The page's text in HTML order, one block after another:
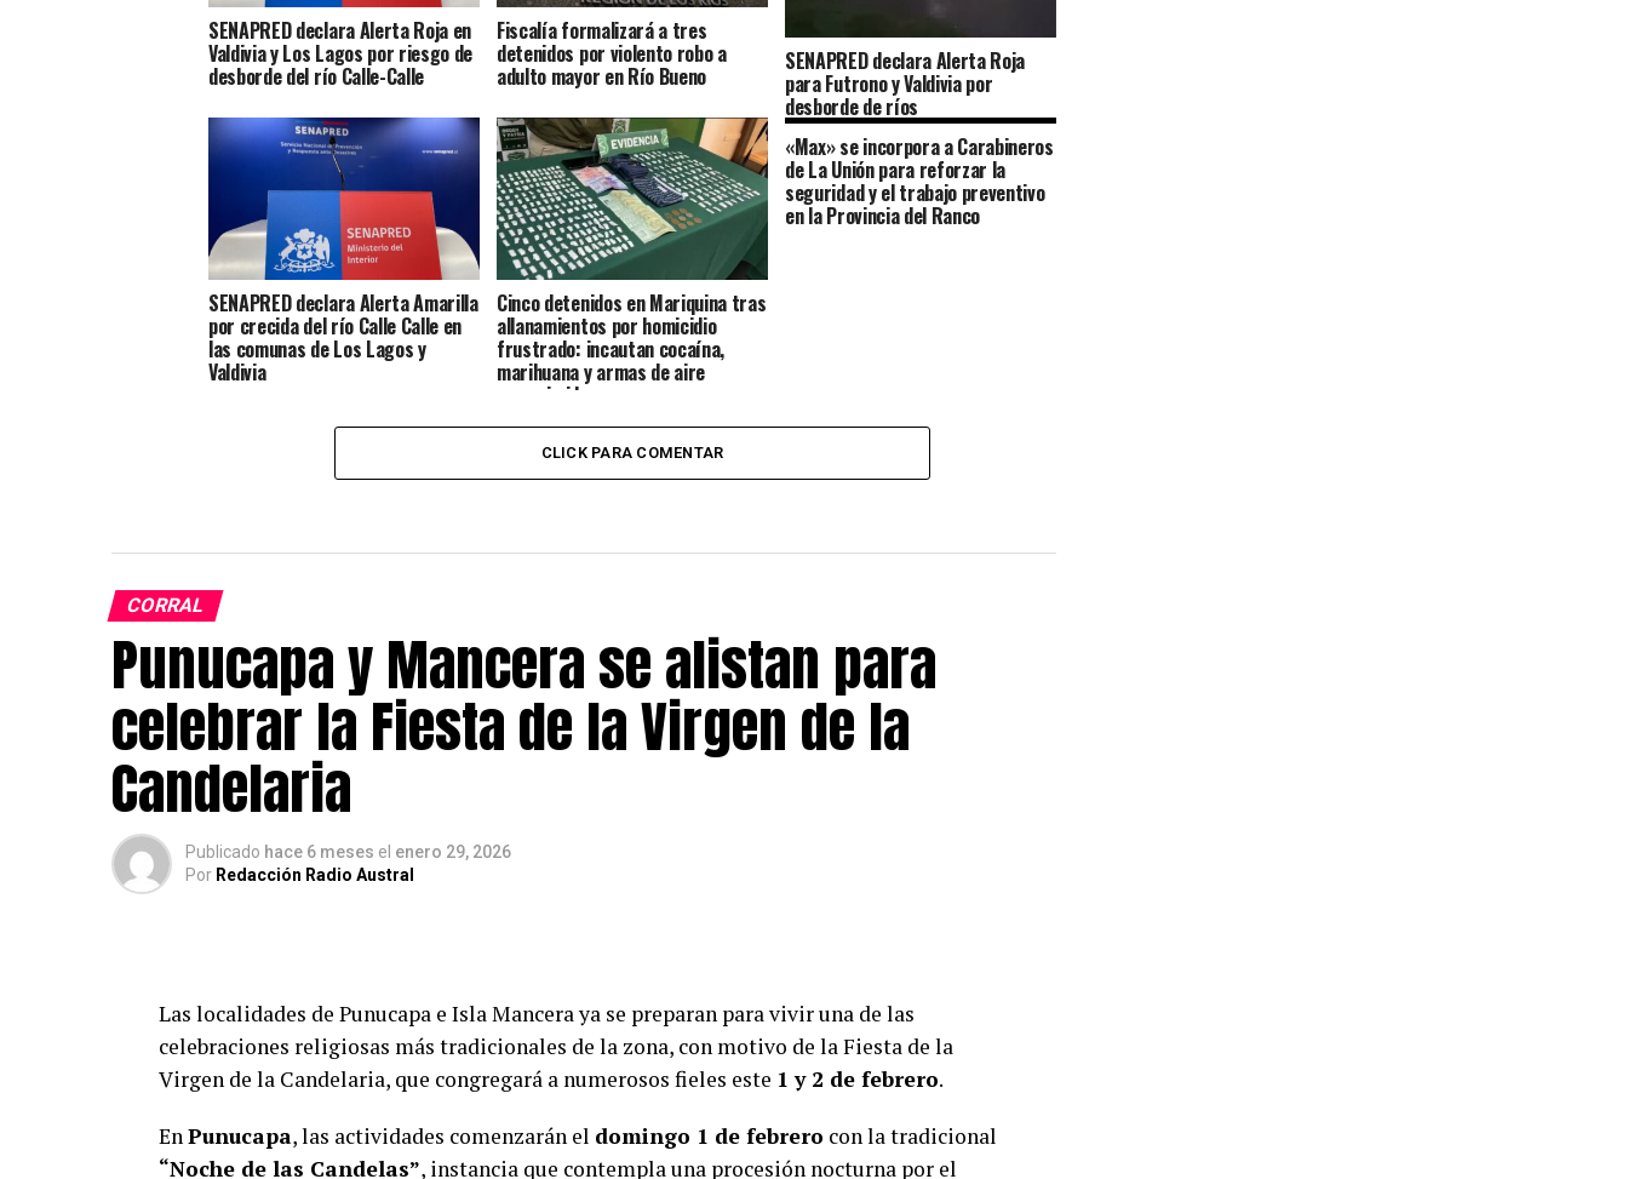
SENAPRED declara Alerta Roja en
Valdivia y Los Lagos por riesgo de
desborde del río Calle-Calle
Fiscalía formalizará a tres
detenidos por violento robo a
adulto mayor en Río Bueno
SENAPRED declara Alerta Roja
para Futrono y Valdivia por
desborde de ríos
SENAPRED declara Alerta Amarilla
por crecida del río Calle Calle en
las comunas de Los Lagos y
Valdivia
Cinco detenidos en Mariquina tras
allanamientos por homicidio
frustrado: incautan cocaína,
marihuana y armas de aire
comprimido
«Max» se incorpora a Carabineros
de La Unión para reforzar la
seguridad y el trabajo preventivo
en la Provincia del Ranco
CLICK PARA COMENTAR
CORRAL
Punucapa y Mancera se alistan para
celebrar la Fiesta de la Virgen de la
Candelaria
Publicado hace 6 meses el enero 29, 2026
Por Redacción Radio Austral
Las localidades de Punucapa e Isla Mancera ya se preparan para vivir una de las
celebraciones religiosas más tradicionales de la zona, con motivo de la Fiesta de la
Virgen de la Candelaria, que congregará a numerosos fieles este 1 y 2 de febrero.
EnPunucapa, las actividades comenzarán el domingo 1 de febrero con la tradicional
“Noche de las Candelas”, instancia que contempla una procesión nocturna por el